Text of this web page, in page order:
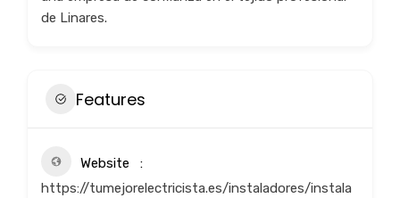
de Linares.
Features
Website
https://tumejorelectricista.es/instaladores/instala